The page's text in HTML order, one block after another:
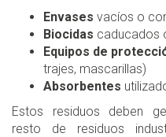
Envases vacíos o
Biocidas caducados
Equipos de
trajes, mascarillas)
Absorbentes
Estos residuos deben
resto de residuos